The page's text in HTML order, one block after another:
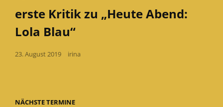
erste Kritik zu „Heute Abend:
Lola Blau“
Posted
23. August 2019 irina
NÄCHSTE TERMINE